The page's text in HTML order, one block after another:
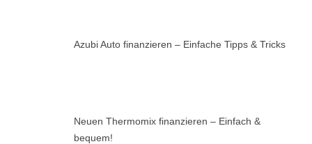
Azubi Auto finanzieren – Einfache Tipps & Tricks
Neuen Thermomix finanzieren – Einfach &
bequem!